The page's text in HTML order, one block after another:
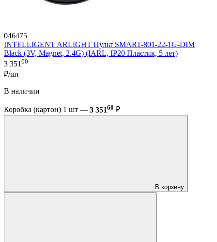
046475
INTELLIGENT ARLIGHT Пульт SMART-801-22-1G-DIM
Black (3V, Magnet, 2.4G) (IARL, IP20 Пластик, 5 лет)
3 351 60
₽/шт
В наличии
Коробка (картон) 1 шт — 3 35160 ₽
В корзину